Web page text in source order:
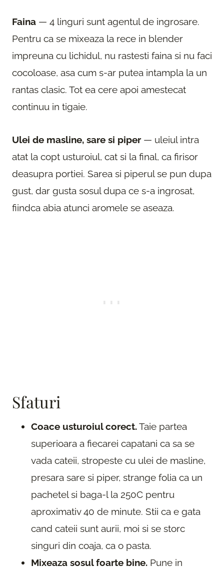
Faina — 4 linguri sunt agentul de ingrosare.
Pentru ca se mixeaza la rece in blender
impreuna cu lichidul, nu rastesti faina si nu faci
cocoloase, asa cum s-ar putea intampla la un
rantas clasic. Tot ea cere apoi amestecat
continuu in tigaie.
Ulei de masline, sare si piper — uleiul intra
atat la copt usturoiul, cat si la final, ca firisor
deasupra portiei. Sarea si piperul se pun dupa
gust, dar gusta sosul dupa ce s-a ingrosat,
fiindca abia atunci aromele se aseaza.
Sfaturi
Coace usturoiul corect.Taie partea
superioara a fiecarei capatani ca sa se
vada cateii, stropeste cu ulei de masline,
presara sare si piper, strange folia ca un
pachetel si baga-l la 250C pentru
aproximativ 40 de minute. Stii ca e gata
cand cateii sunt aurii, moi si se storc
singuri din coaja, ca o pasta.
Mixeaza sosul foarte bine. Pune in